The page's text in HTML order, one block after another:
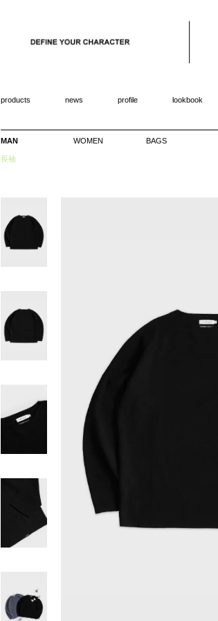
products news profile lookbook
MAN WOMEN BAGS
長袖